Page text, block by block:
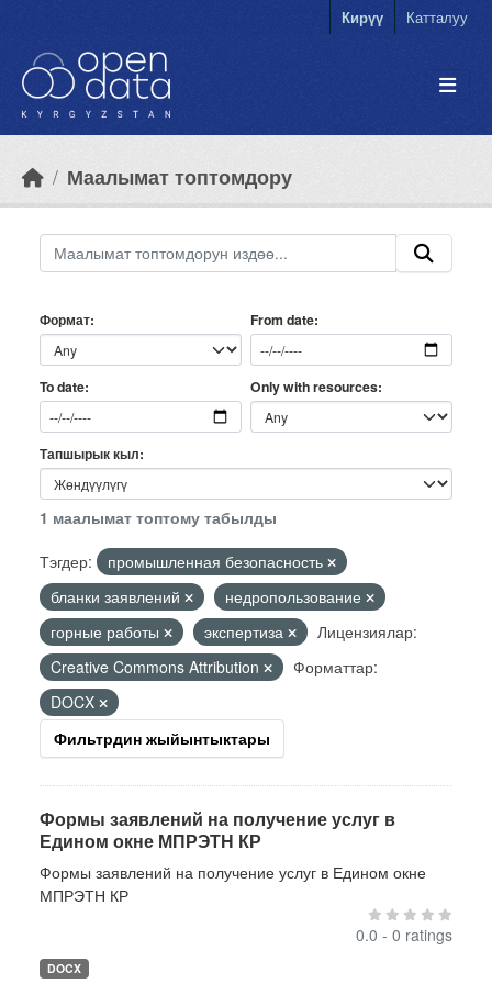
Кирүү Катталуу
Маалымат топтомдору
Формат From date
To date Only with resources
Тапшырык кыл
1 маалымат топтому табылды
Тэгдер:
промышленная безопасность
бланки заявлений
недропользование
горные работы
экспертиза
Лицензиялар:
Creative Commons Attribution
Форматтар:
DOCX
Фильтрдин жыйынтыктары
Формы заявлений на получение услуг в
Едином окне МПРЭТН КР
Формы заявлений на получение услуг в Едином окне
МПРЭТН КР
0.0 - 0 ratings
DOCX